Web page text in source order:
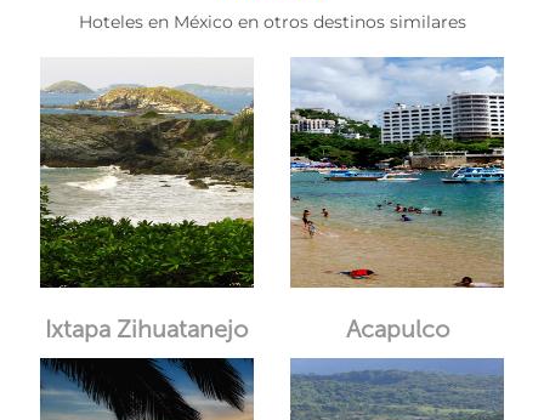
Hoteles en México en otros destinos similares
Ixtapa Zihuatanejo Acapulco